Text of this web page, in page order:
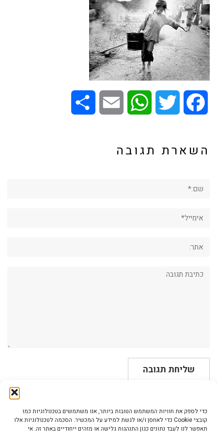
כדי לספק את חוויות המשתמש הטובות ביותר, אנו משתמשים בטכנולוגיות כמו
קובצי Cookie כדי לאחסן ו/או לגשת למידע על המכשיר. הסכמה לטכנולוגיות אלו
תאפשר לנו לעבד נתונים כגון התנהגות גלישה או מזהים ייחודיים באתר זה. אי
Facebook
Twitter
WhatsApp
Email
השארת תגובה